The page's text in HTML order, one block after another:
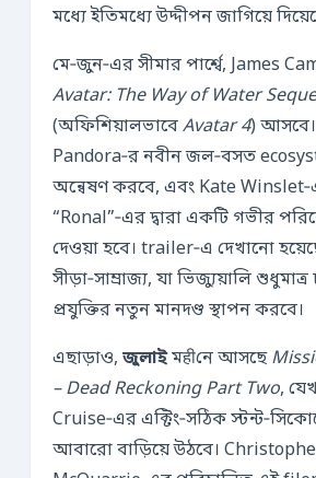
মধ্যে ইতিমধ্যে উদ্দীপন জাগিয়ে
মে‑জুন‑এর সীমার পার্শ্বে, James
Avatar: The Way of Water
(অফিশিয়ালভাবেAvatar 4)
Pandora‑র নবীন জল‑বসত
অন্বেষণ করবে, এবং Kate
“Ronal”‑এর দ্বারা একটি গভীর
দেওয়া হবে। trailer‑এ দেখানো
সীড়া‑সাম্রাজ্য, যা ভিজ্যুয়ালি
প্রযুক্তির নতুন মানদণ্ড স্থাপন করবে।
এছাড়াও, জুলাইমहीনে আসছে
– Dead Reckoning Part Two,
Cruise‑এর এক্টিং‑সঠিক
আবারো বাড়িয়ে উঠবে।